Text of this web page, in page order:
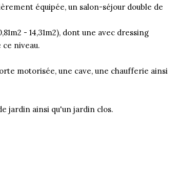
équipée, un salon-séjour double de
- 14,31m2), dont une avec dressing
ce niveau.
motorisée, une cave, une chaufferie ainsi
jardin ainsi qu'un jardin clos.